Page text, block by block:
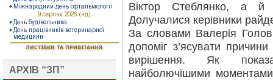
АРХІВ “ЗП”
Віктор Стеблянко, а й
Долучалися керівники
За словами Валерія
допоміг з’ясувати
вирішення. Як
найболючішими